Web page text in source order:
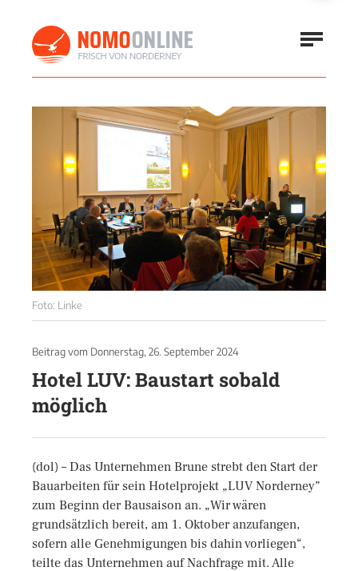
Foto: Linke
Beitrag vom Donnerstag, 26. September 2024
Hotel LUV: Baustart sobald
möglich
(dol) – Das Unternehmen Brune strebt den Start der
Bauarbeiten für sein Hotelprojekt „LUV Norderney”
zum Beginn der Bausaison an. „Wir wären
grundsätzlich bereit, am 1. Oktober anzufangen,
sofern alle Genehmigungen bis dahin vorliegen“,
teilte das Unternehmen auf Nachfrage mit. Alle